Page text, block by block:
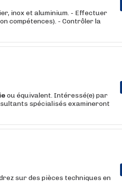
inox et aluminium. - Effectuer
compétences). - Contrôler la
ou équivalent. Intéressé(e) par
spécialisés examineront
sur des pièces techniques en